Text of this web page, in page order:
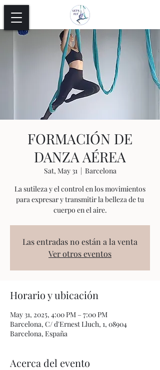
FORMACIÓN DE
DANZA AÉREA
Sat, May 31
  |
Barcelona
La sutileza y el control en los movimientos
para expresar y transmitir la belleza de tu
cuerpo en el aire.
Las entradas no están a la venta
Ver otros eventos
Horario y ubicación
May 31, 2025, 4:00 PM – 7:00 PM
Barcelona, C/ d'Ernest Lluch, 1, 08904
Barcelona, España
Acerca del evento